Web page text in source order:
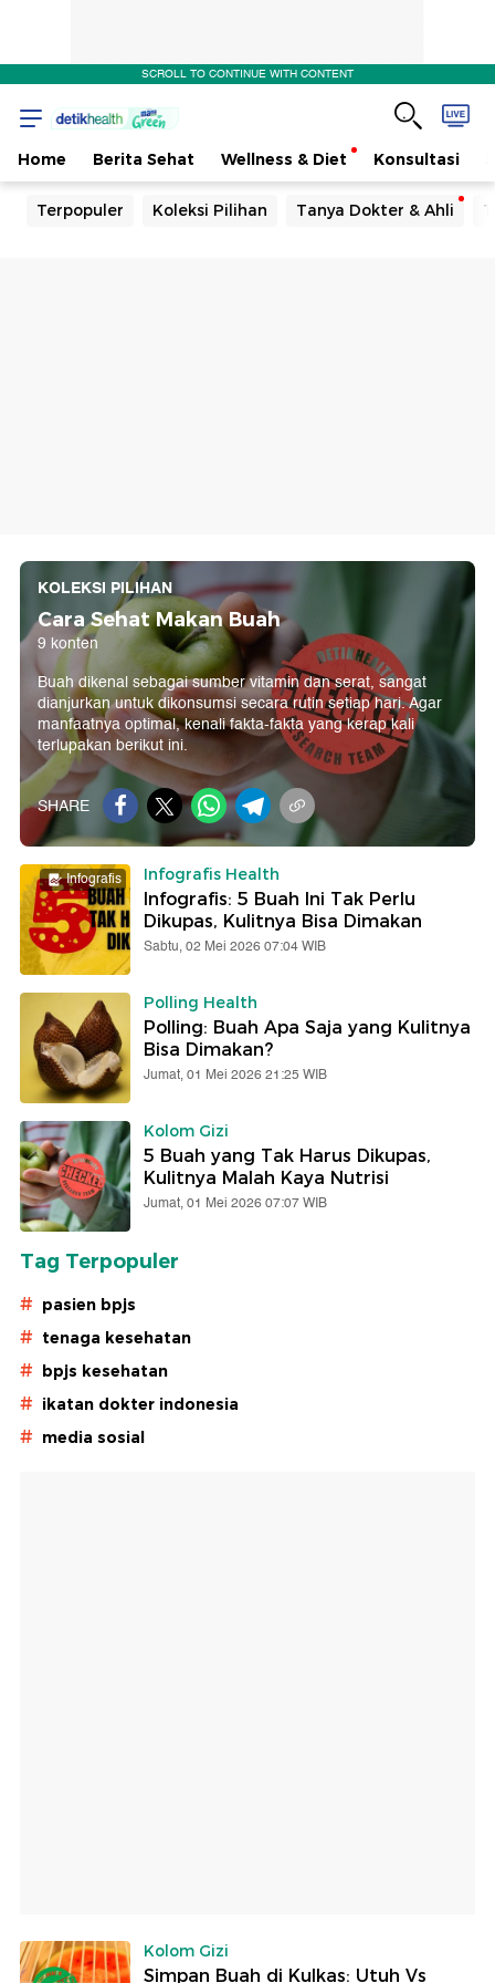
SCROLL TO CONTINUE WITH CONTENT
Home Berita Sehat Wellness & Diet Konsultasi
Terpopuler Koleksi Pilihan Tanya Dokter & Ahli
KOLEKSI PILIHAN
Cara Sehat Makan Buah
9 konten
Buah dikenal sebagai sumber vitamin dan serat, sangat
dianjurkan untuk dikonsumsi secara rutin setiap hari. Agar
manfaatnya optimal, kenali fakta-fakta yang kerap kali
terlupakan berikut ini.
SHARE
Infografis Infografis Health
Infografis: 5 Buah Ini Tak Perlu
Dikupas, Kulitnya Bisa Dimakan
Sabtu, 02 Mei 2026 07:04 WIB
Polling Health
Polling: Buah Apa Saja yang Kulitnya
Bisa Dimakan?
Jumat, 01 Mei 2026 21:25 WIB
Kolom Gizi
5 Buah yang Tak Harus Dikupas,
Kulitnya Malah Kaya Nutrisi
Jumat, 01 Mei 2026 07:07 WIB
Tag Terpopuler
# pasien bpjs
# tenaga kesehatan
# bpjs kesehatan
# ikatan dokter indonesia
# media sosial
Kolom Gizi
Simpan Buah di Kulkas: Utuh Vs